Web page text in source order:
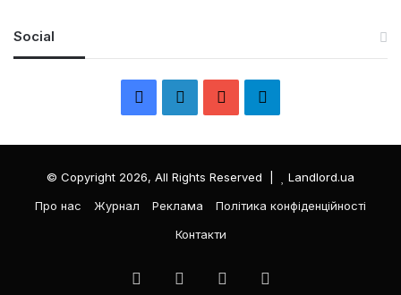
Social
c
e
n
k
e
T
л
е
р
© Copyright 2026, All Rights Reserved |
Landlord.ua
Про нас
Журнал Реклама
Політика конфіденційності
Контакти
FacebookLinkedInYouTube